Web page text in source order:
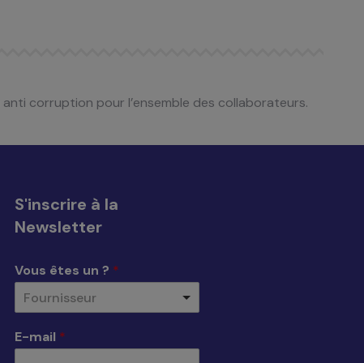
anti corruption pour l’ensemble des collaborateurs.
S'inscrire à la
Newsletter
Vous êtes un ? *
Fournisseur
E-mail *